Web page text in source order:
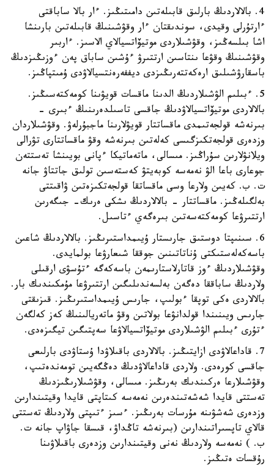
4. بالالاردىڭ بارلىق قابىلەتىن دامىتىڭىز. ءار بالا ساباقتى
ءارتۇرلى وقيدى، سوندىقتان ءار وقۋشىنىڭ قابىلەتىن بارىنشا
اشا بىلسەڭىز، وقۋشىلاردى موتيۆاتسيالاي الاسىز. ءاربىر
وقۋشىنىڭ وقۋعا ىنتاسىن ارتتىرۋ ءۇشىن ساباق پەن ءوزىڭىزدىڭ
باسقارۋشىلىق ارەكەتتەرىڭىزدى ديففەرەنتسيالاۋدى ۇمىتپاڭىز.
5. ءبىلىم الۋشىلاردىڭ الدىنا ماقسات قويۋىنا كومەكتەسىڭىز.
بالالاردى موتيۆاتسيالاۋدىڭ جاقسى تاسىلدەرىنىڭ ءبىرى -
بىرنەشە قولجەتىمدى ماقساتتار قويۋلارىنا ماجبۇرلەۋ. وقۋشىلاردان
وزدەرى قولجەتكىزگىسى كەلەتىن بىرنەشە وقۋ ماقساتتارى تۋرالى
ويلانۋلارىن سۇراڭىز. مىسالى، ماتەماتيكا ءپانى بويىنشا تەستتەن
جوعارى باعا الۋ نەمەسە كوبەيتۋ كەستەسىن تولىق جاتتاۋ جانە
ت. ب. كەيىن ولارعا وسى ماقساتقا قولجەتكىزەتىن ۋاقىتتى
بەلگىلەڭىز. ماقساتتار - بالالاردىڭ ىشكى ەرىك- جىگەرىن
ارتتىرۋعا كومەكتەسەتىن بىرەگەي ءتاسىل.
6. سىنىپتا دوستىق جارىستار ۇيىمداستىرىڭىز. بالالاردىڭ شاعىن
باسەكەلەستىكتى ۇناتاتىنىن جوققا شىعارۋعا بولمايدى.
وقۋشىلاردىڭ ءوز قاتارلاستارىمەن باسەكەگە ءتۇسۋى ارقىلى
ولاردىڭ ساباققا دەگەن بەلسەندىلىگىن ارتتىرۋعا مۇمكىندىك بار.
بالالاردى ەكى توپقا ءبولىپ، جارىس ۇيىمداستىرىڭىز. قىزىقتى
جارىس ويىنىندا قولدانۋعا بولاتىن وقۋ ماتەريالىنىڭ كەز كەلگەن
ءتۇرى ءبىلىم الۋشىلاردى موتيۆاتسيالاۋعا سەپتىگىن تيگىزەدى.
7. قاداعالاۋدى ازايتىڭىز. بالالاردى باقىلاۋدا ۇستاۋدى بارلىعى
جاقسى كورەدى. ولاردى قاداعالاۋدىڭ دەڭگەيىن تومەندەتىپ،
وقۋشىلارعا ەركىندىك بەرىڭىز. مىسالى، وقۋشىلارىڭىزدىڭ
تەستتى قايدا شەشەتىندەرىن نەمەسە كىتاپتى قايدا وقيتىندارىن
وزدەرى شەشۋىنە مۇرسات بەرىڭىز. ءسىز ءتىپتى ولاردىڭ تەستتى
قالاي تاپسىراتىندارىن (بىرنەشە تاڭداۋ، قىسقا جاۋاپ جانە ت.
ب. ) نەمەسە ولاردىڭ نەنى وقيتىندارىن وزدەرى باقىلاۋىنا
رۇقسات ەتىڭىز.